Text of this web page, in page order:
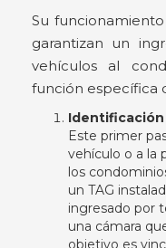
Su
garantizan un
vehículos al
función específica
Este primer
vehículo o a la
los
un TAG
ingresado por
una cámara
objetivo es